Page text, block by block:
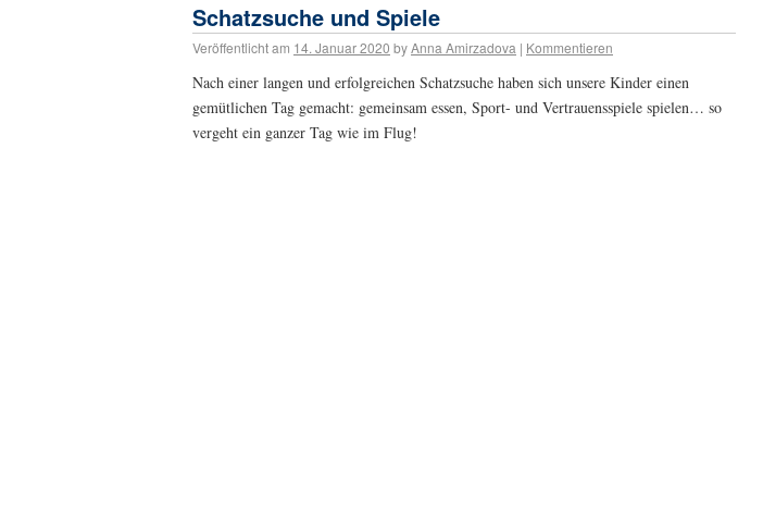
Schatzsuche und Spiele
Veröffentlicht am 14. Januar 2020 byAnna Amirzadova | Kommentieren
Nach einer langen und erfolgreichen Schatzsuche haben sich unsere Kinder einen
gemütlichen Tag gemacht: gemeinsam essen, Sport- und Vertrauensspiele spielen… so
vergeht ein ganzer Tag wie im Flug!